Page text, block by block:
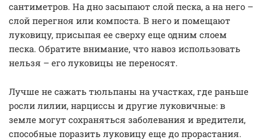
сантиметров. На дно засыпают слой песка, а на него –
слой перегноя или компоста. В него и помещают
луковицу, присыпая ее сверху еще одним слоем
песка. Обратите внимание, что навоз использовать
нельзя – его луковицы не переносят.
Лучше не сажать тюльпаны на участках, где раньше
росли лилии, нарциссы и другие луковичные: в
земле могут сохраняться заболевания и вредители,
способные поразить луковицу еще до прорастания.